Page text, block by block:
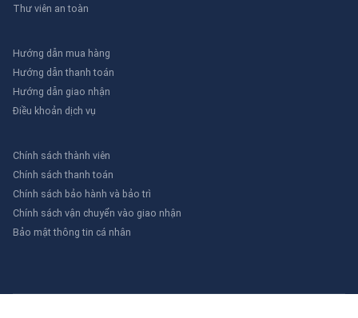
Thư viên an toàn
Hướng dẫn mua hàng
Hướng dẫn thanh toán
Hướng dẫn giao nhận
Điều khoản dịch vụ
Chính sách thành viên
Chính sách thanh toán
Chính sách bảo hành và bảo trì
Chính sách vận chuyển vào giao nhận
Bảo mật thông tin cá nhân